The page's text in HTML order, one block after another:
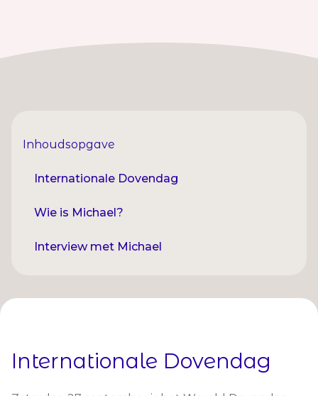
Inhoudsopgave
Internationale Dovendag
Wie is Michael?
Interview met Michael
Internationale Dovendag